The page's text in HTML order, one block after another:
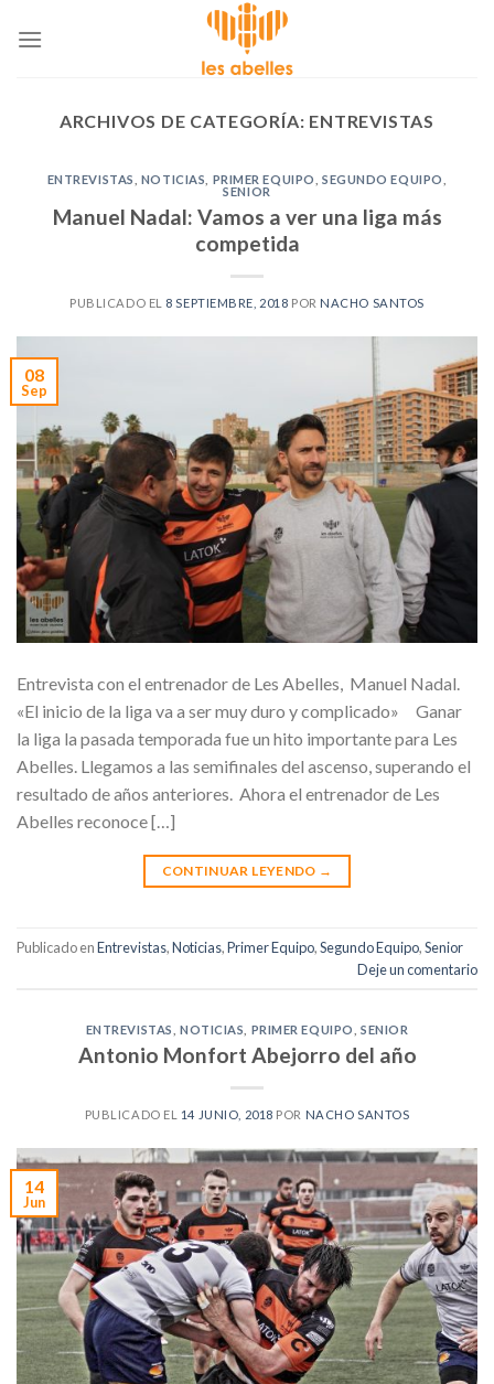
ARCHIVOS DE CATEGORÍA: ENTREVISTAS
ENTREVISTAS NOTICIAS PRIMER EQUIPO SEGUNDO EQUIPO
SENIOR
Manuel Nadal: Vamos a ver una liga más
competida
PUBLICADO EL 8 SEPTIEMBRE, 2018 POR NACHO SANTOS
08
Sep
Entrevista con el entrenador de Les Abelles, Manuel Nadal.
«El inicio de la liga va a ser muy duro y complicado» Ganar
la liga la pasada temporada fue un hito importante para Les
Abelles. Llegamos a las semifinales del ascenso, superando el
resultado de años anteriores. Ahora el entrenador de Les
Abelles reconoce […]
CONTINUAR LEYENDO →
Publicado enEntrevistas,Noticias,Primer Equipo,Segundo Equipo,Senior
Deje un comentario
ENTREVISTAS NOTICIAS PRIMER EQUIPO SENIOR
Antonio Monfort Abejorro del año
PUBLICADO EL 14 JUNIO, 2018 POR NACHO SANTOS
14
Jun